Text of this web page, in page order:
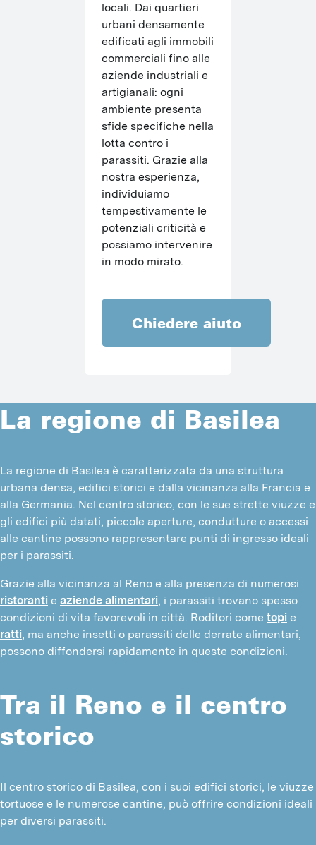
locali. Dai quartieri
urbani densamente
edificati agli immobili
commerciali fino alle
aziende industriali e
artigianali: ogni
ambiente presenta
sfide specifiche nella
lotta contro i
parassiti. Grazie alla
nostra esperienza,
individuiamo
tempestivamente le
potenziali criticità e
possiamo intervenire
in modo mirato.
Chiedere aiuto
La regione di Basilea
La regione di Basilea è caratterizzata da una struttura
urbana densa, edifici storici e dalla vicinanza alla Francia e
alla Germania. Nel centro storico, con le sue strette viuzze e
gli edifici più datati, piccole aperture, condutture o accessi
alle cantine possono rappresentare punti di ingresso ideali
per i parassiti.
ristoranti e aziende alimentari, i parassiti trovano spesso
condizioni di vita favorevoli in città. Roditori come topi
ratti, ma anche insetti o parassiti delle derrate alimentari,
possono diffondersi rapidamente in queste condizioni.
Tra il Reno e il centro
storico
Il centro storico di Basilea, con i suoi edifici storici, le viuzze
tortuose e le numerose cantine, può offrire condizioni ideali
per diversi parassiti.